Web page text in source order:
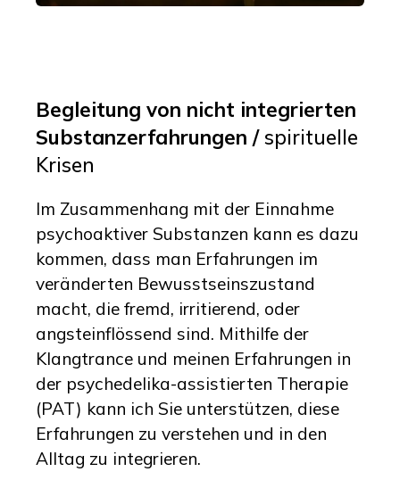
Begleitung von nicht integrierten
Substanzerfahrungen /spirituelle
Krisen
Im Zusammenhang mit der Einnahme
psychoaktiver Substanzen kann es dazu
kommen, dass man Erfahrungen im
veränderten Bewusstseinszustand
macht, die fremd, irritierend, oder
angsteinflössend sind. Mithilfe der
Klangtrance und meinen Erfahrungen in
der psychedelika-assistierten Therapie
(PAT) kann ich Sie unterstützen, diese
Erfahrungen zu verstehen und in den
Alltag zu integrieren.